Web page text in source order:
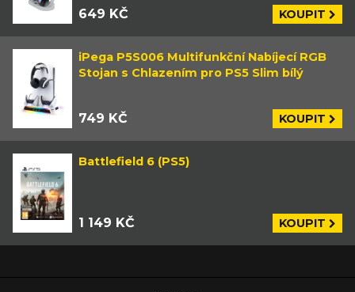
649 KČ KOUPIT
iPega P5S006 Multifunkční Nabíjecí RGB
Stojan s Chlazením pro PS5 Slim bílý
749 KČ KOUPIT
Battlefield 6 (PS5)
1 149 KČ KOUPIT